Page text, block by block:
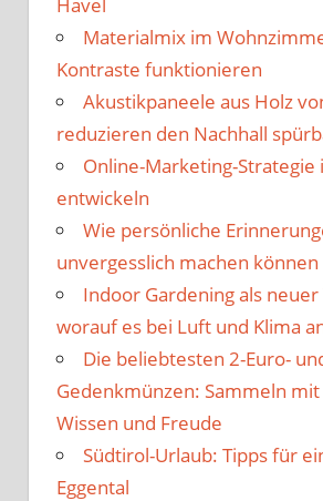
Materialmix im
Kontraste funktionieren
Akustikpaneele aus Holz
reduzieren den Nachhall
Online-Marketing-Strategie
entwickeln
Wie persönliche
unvergesslich machen können
Indoor Gardening als
worauf es bei Luft und Klima
Die beliebtesten 2-Euro-
Gedenkmünzen: Sammeln mit
Wissen und Freude
Südtirol-Urlaub: Tipps für
Eggental